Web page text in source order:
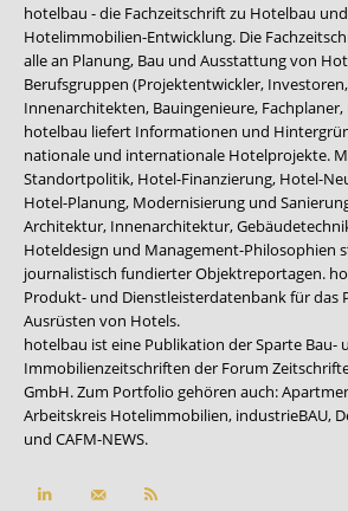
hotelbau - die Fachzeitschrift zu Hotelbau
Hotelimmobilien-Entwicklung. Die
alle an Planung, Bau und Ausstattung von
Berufsgruppen (Projektentwickler,
Innenarchitekten, Bauingenieure,
hotelbau liefert Informationen und
nationale und internationale Hotelprojekte.
Standortpolitik, Hotel-Finanzierung, Hotel-
Hotel-Planung, Modernisierung und
Architektur, Innenarchitektur,
Hoteldesign und Management-Philosophien
journalistisch fundierter Objektreportagen.
Produkt- und Dienstleisterdatenbank für das
Ausrüsten von Hotels.
hotelbau ist eine Publikation der Sparte Bau-
Immobilienzeitschriften der Forum
GmbH. Zum Portfolio gehören auch:
Arbeitskreis Hotelimmobilien, industrieBAU,
und CAFM-NEWS.